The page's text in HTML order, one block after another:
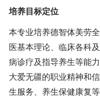
培养目标定位
本专业培养德智体美劳
医基本理论、临床各科
病诊疗及指导养生等能
大爱无疆的职业精神和
生服务、养生保健康复